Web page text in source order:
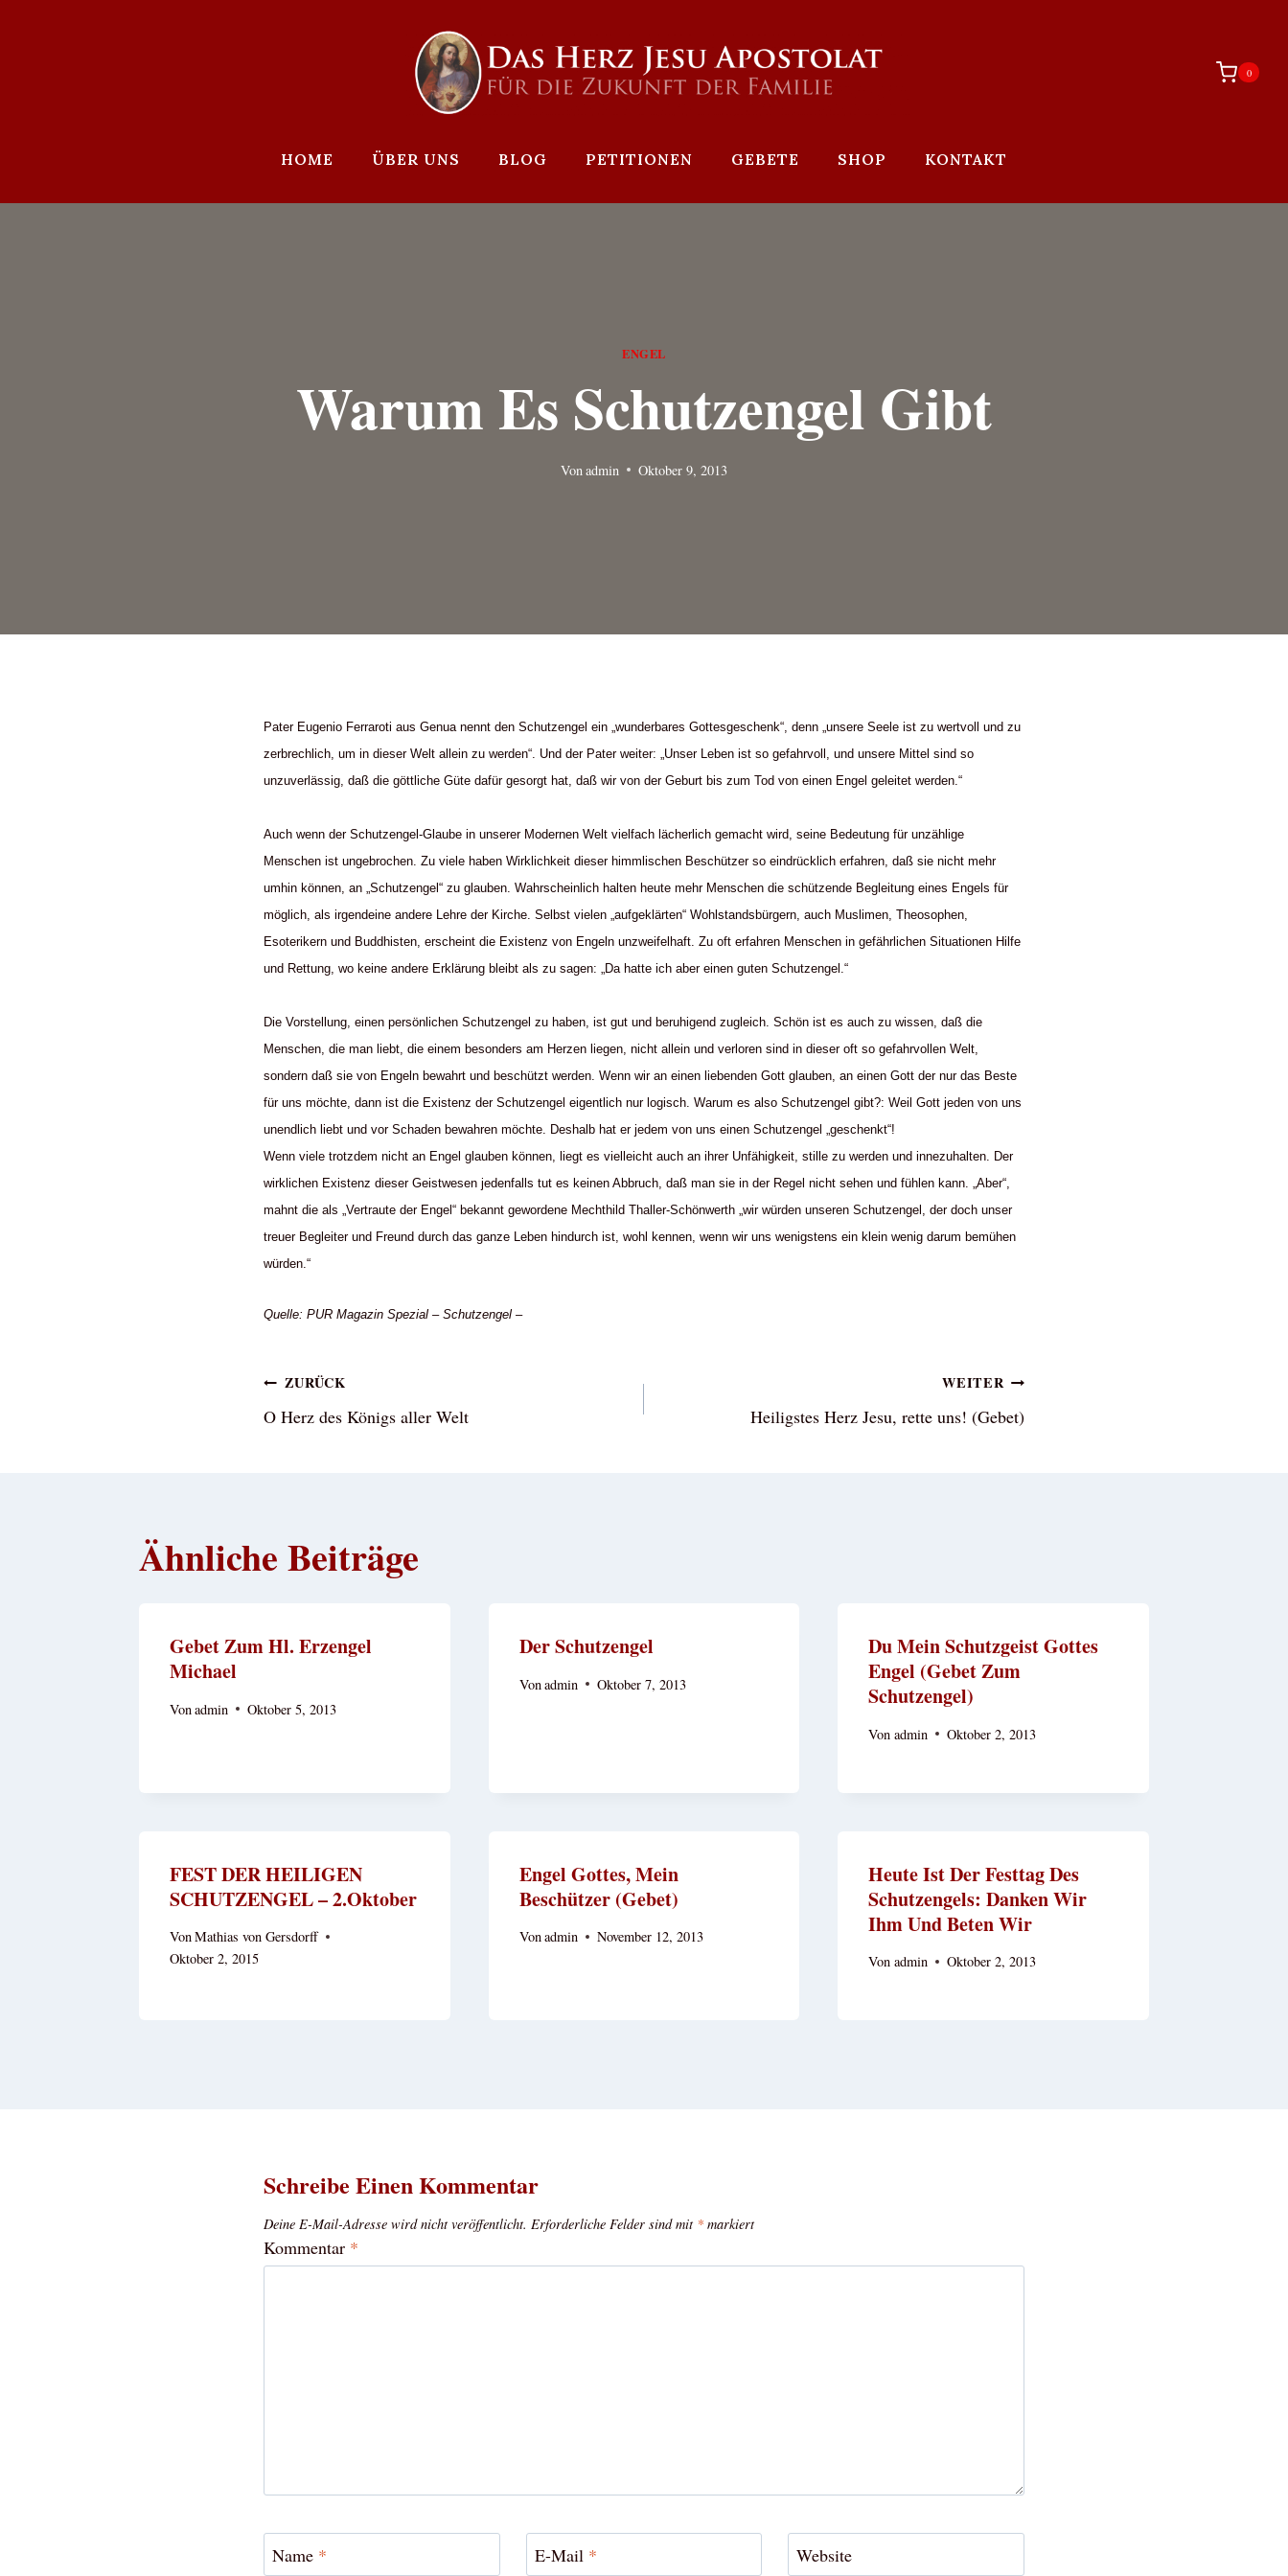
0
HOME ÜBER UNS BLOG PETITIONEN GEBETE SHOP KONTAKT
ENGEL
Warum Es Schutzengel Gibt
Von admin Oktober 9, 2013
Pater Eugenio Ferraroti aus Genua nennt den Schutzengel ein „wunderbares Gottesgeschenk“, denn „unsere Seele ist zu wertvoll und zu
zerbrechlich, um in dieser Welt allein zu werden“. Und der Pater weiter: „Unser Leben ist so gefahrvoll, und unsere Mittel sind so
unzuverlässig, daß die göttliche Güte dafür gesorgt hat, daß wir von der Geburt bis zum Tod von einen Engel geleitet werden.“
Auch wenn der Schutzengel-Glaube in unserer Modernen Welt vielfach lächerlich gemacht wird, seine Bedeutung für unzählige
Menschen ist ungebrochen. Zu viele haben Wirklichkeit dieser himmlischen Beschützer so eindrücklich erfahren, daß sie nicht mehr
umhin können, an „Schutzengel“ zu glauben. Wahrscheinlich halten heute mehr Menschen die schützende Begleitung eines Engels für
möglich, als irgendeine andere Lehre der Kirche. Selbst vielen „aufgeklärten“ Wohlstandsbürgern, auch Muslimen, Theosophen,
Esoterikern und Buddhisten, erscheint die Existenz von Engeln unzweifelhaft. Zu oft erfahren Menschen in gefährlichen Situationen Hilfe
und Rettung, wo keine andere Erklärung bleibt als zu sagen: „Da hatte ich aber einen guten Schutzengel.“
Die Vorstellung, einen persönlichen Schutzengel zu haben, ist gut und beruhigend zugleich. Schön ist es auch zu wissen, daß die
Menschen, die man liebt, die einem besonders am Herzen liegen, nicht allein und verloren sind in dieser oft so gefahrvollen Welt,
sondern daß sie von Engeln bewahrt und beschützt werden. Wenn wir an einen liebenden Gott glauben, an einen Gott der nur das Beste
für uns möchte, dann ist die Existenz der Schutzengel eigentlich nur logisch. Warum es also Schutzengel gibt?: Weil Gott jeden von uns
unendlich liebt und vor Schaden bewahren möchte. Deshalb hat er jedem von uns einen Schutzengel „geschenkt“!
Wenn viele trotzdem nicht an Engel glauben können, liegt es vielleicht auch an ihrer Unfähigkeit, stille zu werden und innezuhalten. Der
wirklichen Existenz dieser Geistwesen jedenfalls tut es keinen Abbruch, daß man sie in der Regel nicht sehen und fühlen kann. „Aber“,
mahnt die als „Vertraute der Engel“ bekannt gewordene Mechthild Thaller-Schönwerth „wir würden unseren Schutzengel, der doch unser
treuer Begleiter und Freund durch das ganze Leben hindurch ist, wohl kennen, wenn wir uns wenigstens ein klein wenig darum bemühen
würden.“
Quelle: PUR Magazin Spezial – Schutzengel –
Beitragsnavigation
ZURÜCK
O Herz des Königs aller Welt
WEITER
Heiligstes Herz Jesu, rette uns! (Gebet)
Ähnliche Beiträge
Gebet Zum Hl. Erzengel
Michael
Vonadmin Oktober 5, 2013
Der Schutzengel
Vonadmin Oktober 7, 2013
Du Mein Schutzgeist Gottes
Engel (Gebet Zum
Schutzengel)
Von admin Oktober 2, 2013
FEST DER HEILIGEN
SCHUTZENGEL – 2.Oktober
VonMathias von Gersdorff
Oktober 2, 2015
Engel Gottes, Mein
Beschützer (Gebet)
Vonadmin November 12, 2013
Heute Ist Der Festtag Des
Schutzengels: Danken Wir
Ihm Und Beten Wir
Von admin Oktober 2, 2013
Schreibe Einen Kommentar
Deine E-Mail-Adresse wird nicht veröffentlicht. Erforderliche Felder sind mit * markiert
Kommentar *
Name * E-Mail * Website